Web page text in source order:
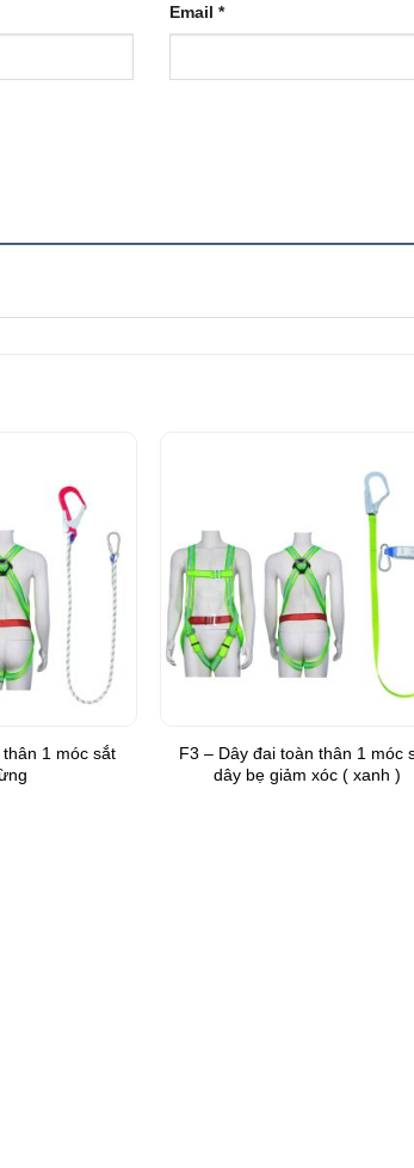
Email *
Add to
Wishlist
1 móc sắt
Add
F3 – Dây đai toàn thân 1 móc
dây bẹ giảm xóc ( xanh )